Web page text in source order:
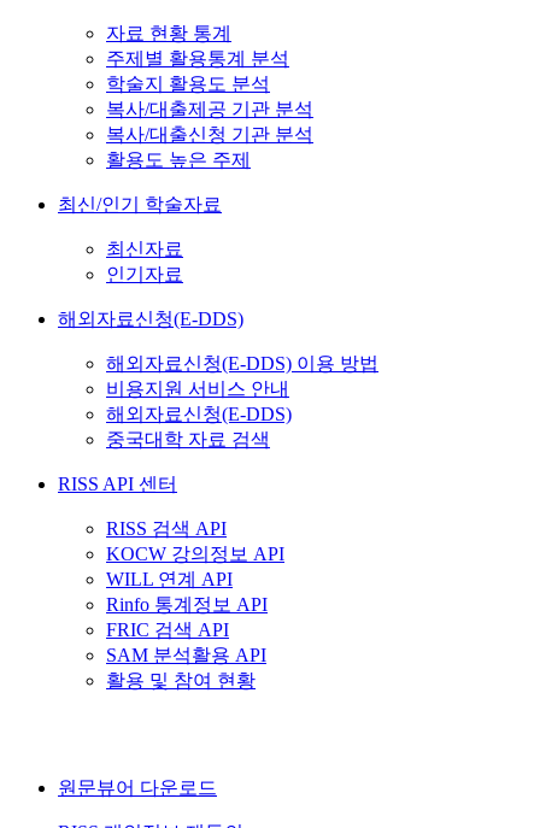
자료 현황 통계
주제별 활용통계 분석
학술지 활용도 분석
복사/대출제공 기관 분석
복사/대출신청 기관 분석
활용도 높은 주제
최신/인기 학술자료
최신자료
인기자료
해외자료신청(E-DDS)
해외자료신청(E-DDS) 이용 방법
비용지원 서비스 안내
해외자료신청(E-DDS)
중국대학 자료 검색
RISS API 센터
RISS 검색 API
KOCW 강의정보 API
WILL 연계 API
Rinfo 통계정보 API
FRIC 검색 API
SAM 분석활용 API
활용 및 참여 현황
원문뷰어 다운로드